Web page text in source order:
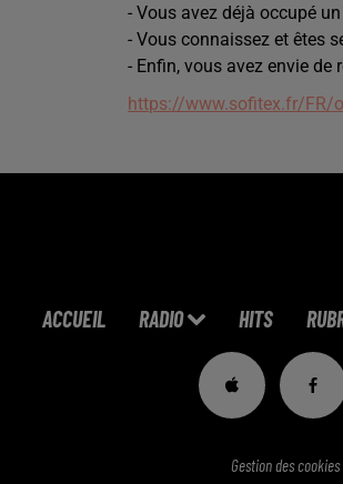
- Vous avez déjà occupé
- Vous connaissez et êtes
- Enfin, vous avez envie
https://www.sofitex.fr/FR/
ACCUEIL RADIO HITS
Gestion des cookies